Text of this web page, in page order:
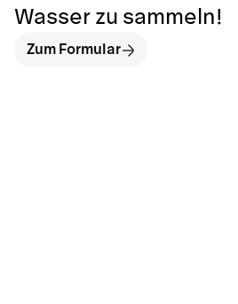
Wasser zu sammeln!
Zum Formular